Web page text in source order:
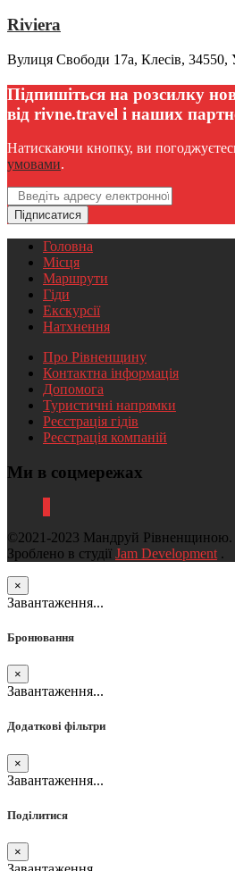
Riviera
Вулиця Свободи 17а, Клесів, 34550,
Підпишіться на розсилку
від rivne.travel і наших
Натискаючи кнопку, ви
умовами.
Email
Підписатися
Головна
Місця
Маршрути
Гіди
Екскурсії
Натхнення
Про Рівненщину
Контактна інформація
Допомога
Туристичні напрямки
Реєстрація гідів
Реєстрація компаній
Ми в соцмережах
©2021-2023 Мандруй Рівненщиною.
Зроблено в студії Jam Development .
×
Завантаження...
Бронювання
×
Завантаження...
Додаткові фільтри
×
Завантаження...
Поділитися
×